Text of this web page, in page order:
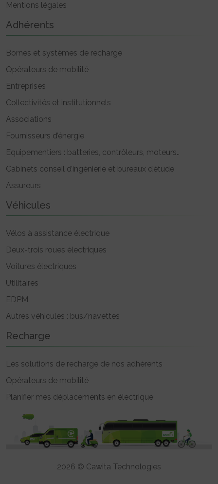
Mentions légales
Adhérents
Bornes et systèmes de recharge
Opérateurs de mobilité
Entreprises
Collectivités et institutionnels
Associations
Fournisseurs d’énergie
Equipementiers : batteries, contrôleurs, moteurs..
Cabinets conseil d’ingénierie et bureaux d’étude
Assureurs
Véhicules
Vélos à assistance électrique
Deux-trois roues électriques
Voitures électriques
Utilitaires
EDPM
Autres véhicules : bus/navettes
Recharge
Les solutions de recharge de nos adhérents
Opérateurs de mobilité
Planifier mes déplacements en électrique
2026 © Cawita Technologies